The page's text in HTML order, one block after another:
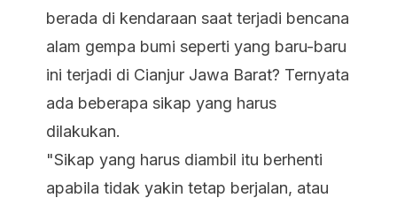
berada di kendaraan saat terjadi bencana
alam gempa bumi seperti yang baru-baru
ini terjadi di Cianjur Jawa Barat? Ternyata
ada beberapa sikap yang harus
dilakukan.
"Sikap yang harus diambil itu berhenti
apabila tidak yakin tetap berjalan, atau